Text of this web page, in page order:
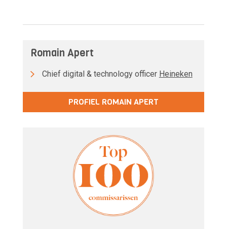
Romain Apert
Chief digital & technology officer Heineken
PROFIEL ROMAIN APERT